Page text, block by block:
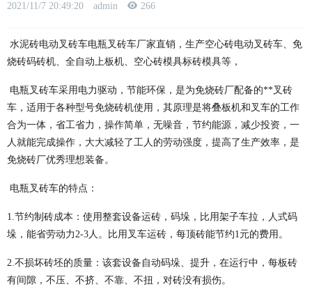
2021/11/7 20:49:20 admin 266
水泥砖电动叉砖车电瓶叉砖车厂家直销，生产空心砖电动叉砖车、免
烧砖码砖机、全自动上板机、空心砖模具标砖模具等，
电瓶叉砖车采用电力驱动，节能环保，是为免烧砖厂配备的**叉砖
车，适用于各种型号免烧砖机使用，其原理是将叠板机和叉车的工作
合为一体，省工省力，操作简单，无噪音，节约能源，减少投资，一
人就能完成操作，大大减轻了工人的劳动强度，提高了生产效率，是
免烧砖厂优秀理想装备。
电瓶叉砖车的特点：
1.节约制砖成本：使用整套设备运砖，码垛，比用架子车拉，人式码
垛，能省劳动力2-3人。比用叉车运砖，每顶砖能节约1元的费用。
2.不损坏砖坯的质量：该套设备自动码垛、提升，在运行中，每板砖
有间隙，不压、不挤、不靠、不扭，对砖没有损伤。